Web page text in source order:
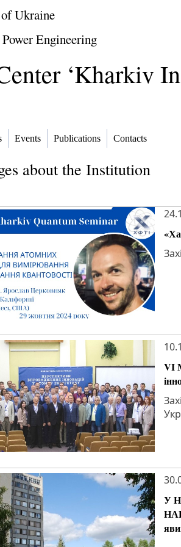
Ukraine
Engineering
‘Kharkiv
Events Publications Contacts
about the Institution
VI
У